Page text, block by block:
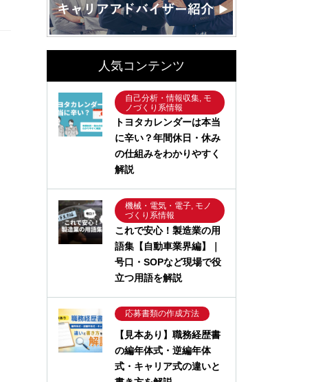
人気コンテンツ
自己分析・情報収集, モ
ノづくり系情報
トヨタカレンダーは本当
に辛い？年間休日・休み
の仕組みをわかりやすく
解説
機械・電気・電子, モノ
づくり系情報
これで安心！製造業の用
語集【自動車業界編】｜
号口・SOPなど現場で役
立つ用語を解説
応募書類の作成方法
【見本あり】職務経歴書
の編年体式・逆編年体
式・キャリア式の違いと